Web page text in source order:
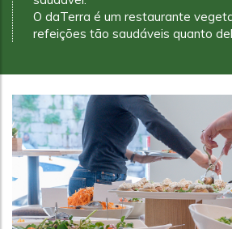
O daTerra é um restaurante
refeições tão saudáveis quanto